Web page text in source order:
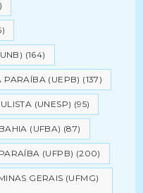
(164)
PARAÍBA (UEPB) (137)
(UNESP) (95)
(UFBA) (87)
(UFPB) (200)
GERAIS (UFMG)